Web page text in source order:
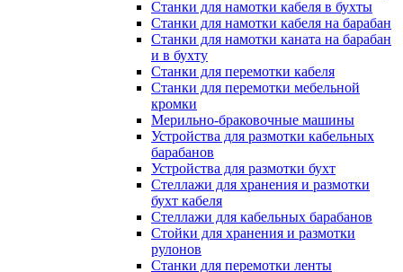
Станки для намотки кабеля в бухты
Станки для намотки кабеля на барабан
Станки для намотки каната на барабан
и в бухту
Станки для перемотки кабеля
Станки для перемотки мебельной
кромки
Мерильно-браковочные машины
Устройства для размотки кабельных
барабанов
Устройства для размотки бухт
Стеллажи для хранения и размотки
бухт кабеля
Стеллажи для кабельных барабанов
Стойки для хранения и размотки
рулонов
Станки для перемотки ленты